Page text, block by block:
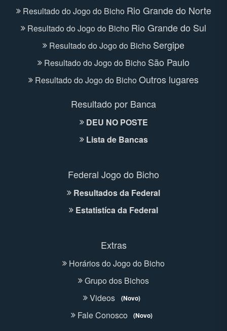
Resultado do Jogo do Bicho Rio Grande do Norte
Resultado do Jogo do Bicho Rio Grande do Sul
Resultado do Jogo do Bicho Sergipe
Resultado do Jogo do Bicho São Paulo
Resultado do Jogo do Bicho Outros lugares
Resultado por Banca
DEU NO POSTE
Lista de Bancas
Federal Jogo do Bicho
Resultados da Federal
Estatistíca da Federal
Extras
Horários do Jogo do Bicho
Grupo dos Bichos
Videos
(Novo)
Fale Conosco (Novo)